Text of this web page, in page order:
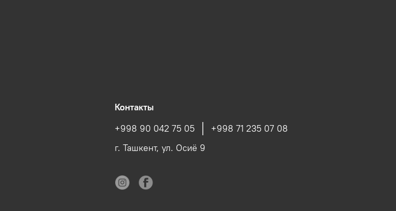
Контакты
+998 90 042 75 05
+998 71 235 07 08
г. Ташкент, ул. Осиё 9